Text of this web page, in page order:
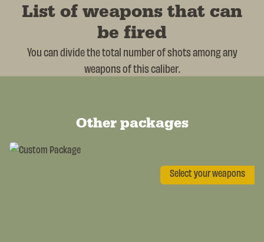
List of weapons that can
be fired
You can divide the total number of shots among any
weapons of this caliber.
Other packages
Select your weapons